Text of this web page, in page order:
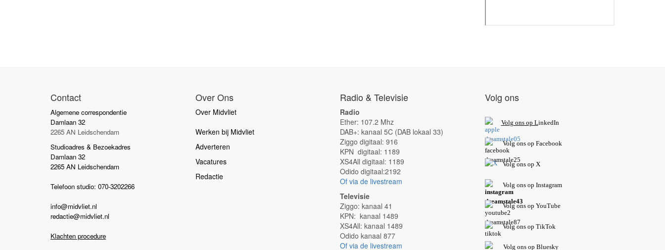
Contact
Algemene correspondentie
Damlaan 32
2265 AN Leidschendam
Studioadres & Bezoekadres
Damlaan 32
2265 AN Leidschendam
Telefoon studio: 070-3202266
info@midvliet.nl
redactie@midvliet.nl
Klachten procedure
Over Ons
Over Midvliet
Werken bij Midvliet
Adverteren
Vacatures
Redactie
Radio & Televisie
Radio
Ether: 107.2 Mhz
DAB+: kanaal 5C (DAB lokaal 33)
Ziggo digitaal: 916
KPN digitaal: 1189
XS4All digitaal: 1189
Odido digitaal:2192
Of via de livestream
Televisie
Ziggo: kanaal 41
KPN: kanaal 1489
XS4All: kanaal 1489
Odido kanaal 877
Of via de livestream
Volg ons
Volg ons op LinkedIn
Volg ons op Facebook
Volg ons op X
Volg ons op Instagram
Volgons op YouTube
Volg ons op TikTok
Volg ons op Bluesky